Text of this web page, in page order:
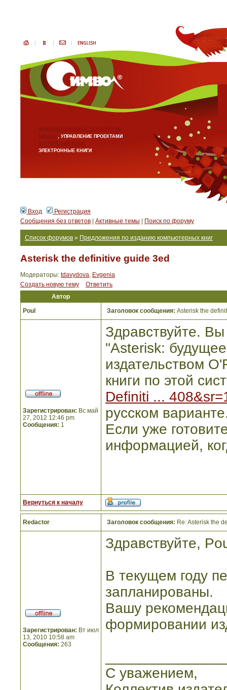
ИНФОРМАЦИОННЫЕ ТЕХНОЛОГИИ
БИЗНЕС, УПРАВЛЕНИЕ ПРОЕКТАМИ
АНГЛИЙСКИЙ ЯЗЫК
ЭЛЕКТРОННЫЕ КНИГИ
Вход
Регистрация
Сообщения без ответов
Активные темы Поиск по форуму
Список форумов » Предложения по изданию компьютерных книг
Asterisk the definitive guide 3ed
Модераторы: tdavydova, Evgenia
Создать новую тему
Ответить
Автор
Poul
Заголовок сообщения: Asterisk the
Зарегистрирован: Вс май
27, 2012 12:46 pm
Сообщения: 1
Здравствуйте.
"Asterisk:
издательством
книги по этой
Definiti ...
русском
Если уже
информацией,
Вернуться к началу
Redactor Заголовок сообщения: Re: Asterisk the
Зарегистрирован: Вт июл
13, 2010 10:58 am
Сообщения: 263
Здравствуйте,
В текущем году
запланированы.
Вашу
формировании
С уважением,